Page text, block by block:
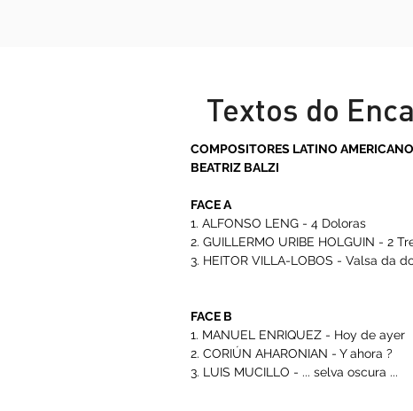
Textos do
BEATRIZ BALZI
FACE A
1. ALFONSO LENG - 4 Doloras